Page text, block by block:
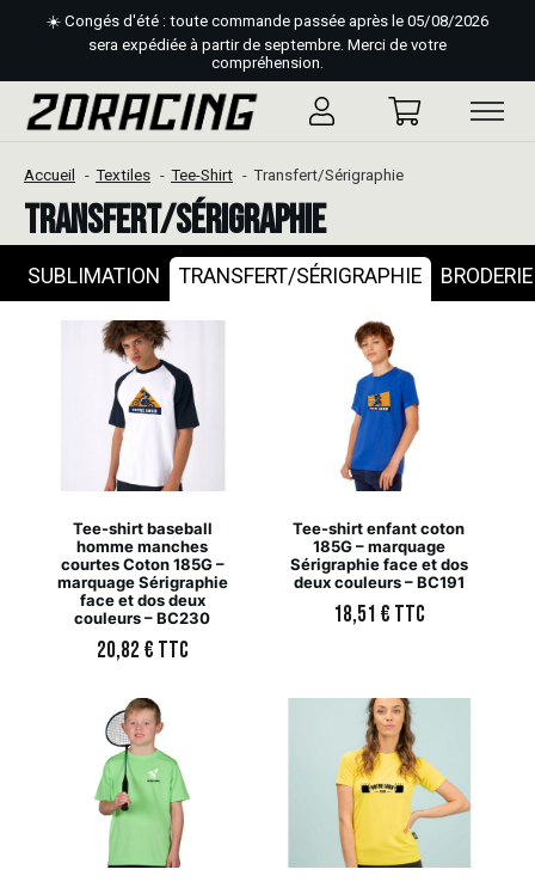
☀️ Congés d'été : toute commande passée après le 05/08/2026
sera expédiée à partir de septembre. Merci de votre
compréhension.
Accueil Textiles Tee-Shirt Transfert/Sérigraphie
Transfert/Sérigraphie
SUBLIMATION TRANSFERT/SÉRIGRAPHIE BRODERIE
Tee-shirt baseball
homme manches
courtes Coton 185G –
marquage Sérigraphie
face et dos deux
couleurs – BC230
20,82€ TTC
Tee-shirt enfant coton
185G – marquage
Sérigraphie face et dos
deux couleurs – BC191
18,51 € TTC